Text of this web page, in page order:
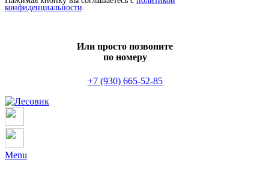
конфиденциальности.
Или просто позвоните
по номеру
+7 (930) 665-52-85
Menu